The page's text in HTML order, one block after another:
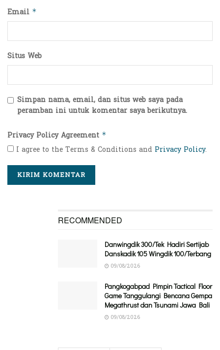
Email *
Situs Web
Simpan nama, email, dan situs web saya pada
peramban ini untuk komentar saya berikutnya.
Privacy Policy Agreement *
I agree to the Terms & Conditions and Privacy Policy.
RECOMMENDED
Danwingdik 300/Tek Hadiri Sertijab
Danskadik 105 Wingdik 100/Terbang
09/08/2026
Pangkogabpad Pimpin Tactical Floor
Game Tanggulangi Bencana Gempa
Megathrust dan Tsunami Jawa Bali
09/08/2026